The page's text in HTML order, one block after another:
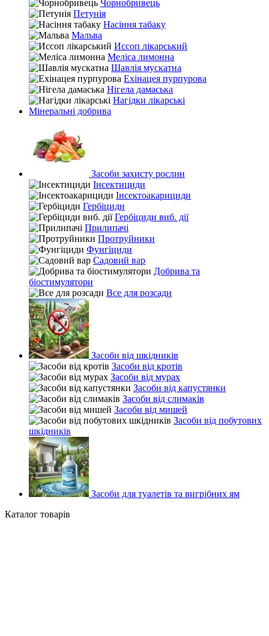
Чорнобривець
Петунія
Насіння табаку
Мальва
Иссоп лікарський
Меліса лимонна
Шавлія мускатна
Ехінацея пурпурова
Нігела дамаська
Нагідки лікарські
Мінеральні добрива
Засоби захисту рослин
Інсектициди
Інсектоакарициди
Гербіциди
Гербіциди виб. дії
Прилипачі
Протруйники
Фунгіциди
Садовий вар
Добрива та
біостимулятори
Все для розсади
Засоби від шкідників
Засоби від кротів
Засоби від мурах
Засоби від капустянки
Засоби від слимаків
Засоби від мишей
Засоби від побутових
шкідників
Засоби для туалетів та вигрібних ям
Каталог товарів